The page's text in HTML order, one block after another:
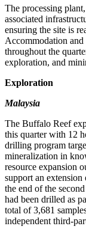
The processing
associated
ensuring the site is
Accommodation
throughout the
exploration, and
Exploration
Malaysia
The Buffalo Reef
this quarter with 12
drilling program
mineralization in
resource expansion
support an
the end of the
had been drilled as
total of 3,681
independent third-